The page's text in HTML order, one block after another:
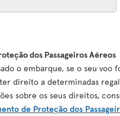
dos Passageiros Aéreos
o embarque, se o seu
direito a determinadas
sobre os seus direitos,
de Proteção dos